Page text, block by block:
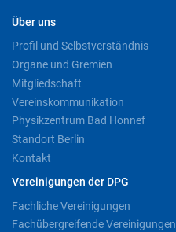
Über uns
Profil und Selbstverständnis
Organe und Gremien
Mitgliedschaft
Vereinskommunikation
Physikzentrum Bad Honnef
Standort Berlin
Kontakt
Vereinigungen der DPG
Fachliche Vereinigungen
Fachübergreifende Vereinigungen